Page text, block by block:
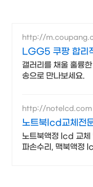
http://
LGG5 쿠팡 합리
갤러리를 채울 훌륭
송으로 만나보세요.
http://notelcd.com
노트북lcd교체전
노트북액정 lcd 교체
파손수리, 맥북액정